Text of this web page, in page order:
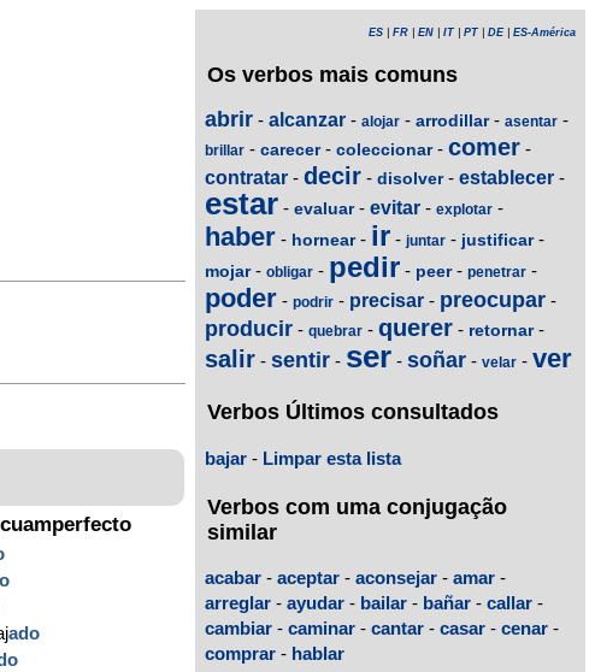
ado
ES FR EN IT PT DE| ES-América
Os verbos mais comuns
abrir - alcanzar - alojar - arrodillar- asentar -
brillar - carecer- coleccionar- comer -
contratar - decir - disolver- establecer -
estar - evaluar- evitar - explotar -
haber - hornear- ir - juntar - justificar-
mojar- obligar - pedir - peer- penetrar -
poder - podrir - precisar - preocupar -
producir - quebrar - querer - retornar-
salir - sentir - ser - soñar - velar - ver
Verbos Últimos consultados
bajar - Limpar esta lista
Verbos com uma conjugação
similar
acabar - aceptar - aconsejar - amar -
arreglar - ayudar - bailar - bañar - callar -
cambiar - caminar - cantar - casar - cenar -
comprar - hablar